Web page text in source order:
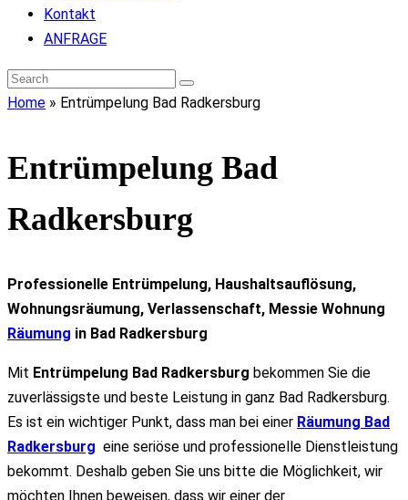
Kontakt
ANFRAGE
Home » Entrümpelung Bad Radkersburg
Entrümpelung Bad
Radkersburg
Professionelle Entrümpelung, Haushaltsauflösung,
Wohnungsräumung, Verlassenschaft, Messie Wohnung
Räumung in Bad Radkersburg
Mit Entrümpelung Bad Radkersburg bekommen Sie die
zuverlässigste und beste Leistung in ganz Bad Radkersburg.
Es ist ein wichtiger Punkt, dass man bei einer Räumung Bad
Radkersburg eine seriöse und professionelle Dienstleistung
bekommt. Deshalb geben Sie uns bitte die Möglichkeit, wir
möchten Ihnen beweisen, dass wir einer der